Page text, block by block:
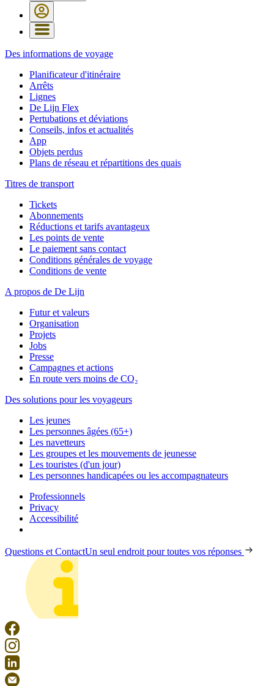
Des informations de voyage
Planificateur d'itinéraire
Arrêts
Lignes
De Lijn Flex
Pertubations et déviations
Conseils, infos et actualités
App
Objets perdus
Plans de réseau et répartitions des quais
Titres de transport
Tickets
Abonnements
Réductions et tarifs avantageux
Les points de vente
Le paiement sans contact
Conditions générales de voyage
Conditions de vente
A propos de De Lijn
Futur et valeurs
Organisation
Projets
Jobs
Presse
Campagnes et actions
En route vers moins de CO₂
Des solutions pour les voyageurs
Les jeunes
Les personnes âgées (65+)
Les navetteurs
Les groupes et les mouvements de jeunesse
Les touristes (d'un jour)
Les personnes handicapées ou les accompagnateurs
Professionnels
Privacy
Accessibilité
Questions et ContactUn seul endroit pour toutes vos réponses